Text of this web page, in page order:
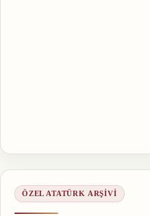
ÖZEL ATATÜRK ARŞIVI